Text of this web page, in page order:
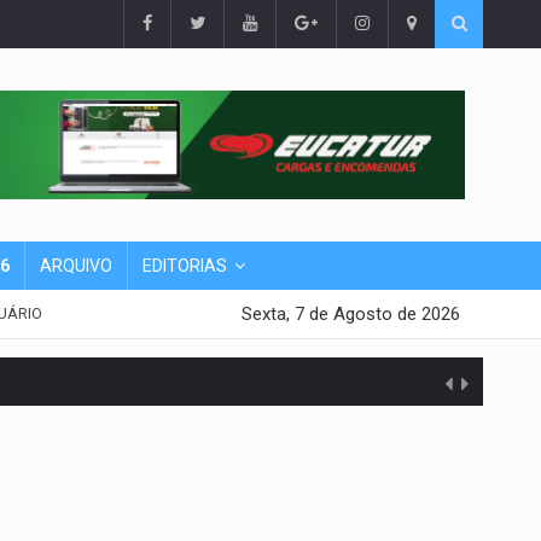
ARQUIVO EDITORIAS
Sexta, 7 de Agosto de 2026